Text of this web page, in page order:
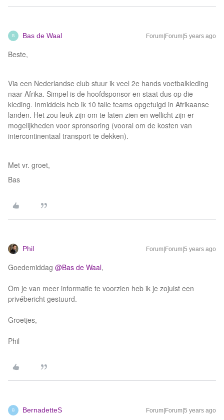
B Bas de Waal Forum|Forum|5 years ago
Beste,
Via een Nederlandse club stuur ik veel 2e hands voetbalkleding
naar Afrika. Simpel is de hoofdsponsor en staat dus op die
kleding. Inmiddels heb ik 10 talle teams opgetuigd in Afrikaanse
landen. Het zou leuk zijn om te laten zien en wellicht zijn er
mogelijkheden voor spronsoring (vooral om de kosten van
intercontinentaal transport te dekken).
Met vr. groet,
Bas
Phil Forum|Forum|5 years ago
Goedemiddag @Bas de Waal,
Om je van meer informatie te voorzien heb ik je zojuist een
privébericht gestuurd.
Groetjes,
Phil
B BernadetteS Forum|Forum|5 years ago